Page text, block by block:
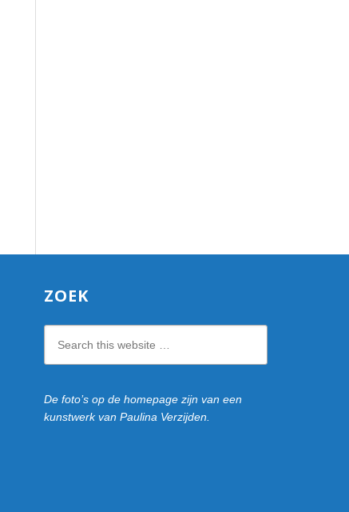
ZOEK
this
website
De foto’s op de homepage zijn van een
kunstwerk van Paulina Verzijden.